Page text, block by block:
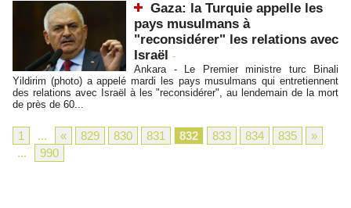
Gaza: la Turquie appelle les
pays musulmans à
"reconsidérer" les relations avec
Israël -
Ankara - Le Premier ministre turc Binali
Yildirim (photo) a appelé mardi les pays musulmans qui entretiennent
des relations avec Israël à les "reconsidérer", au lendemain de la mort
de près de 60...
1 ... « 829 830 831 832 833 834 835
»
...
990